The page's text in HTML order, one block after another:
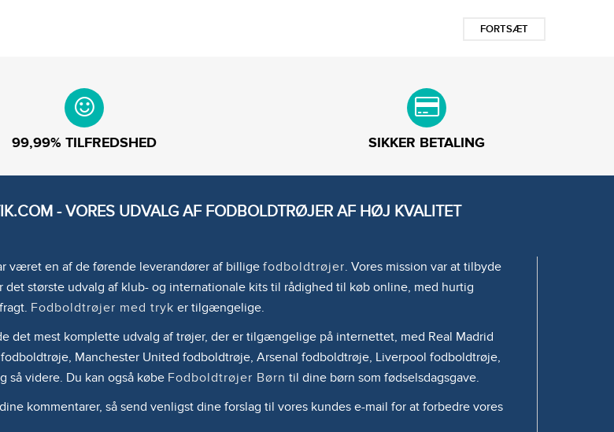
FORTSÆT
99,99% TILFREDSHED SIKKER BETALING
- VORES UDVALG AF FODBOLDTRØJER AF HØJ KVALITET
været en af de førende leverandører af billige fodboldtrøjer. Vores mission var at tilbyde
det største udvalg af klub- og internationale kits til rådighed til køb online, med hurtig
Fodboldtrøjer med tryk er tilgængelige.
det mest komplette udvalg af trøjer, der er tilgængelige på internettet, med Real Madrid
Manchester United fodboldtrøje, Arsenal fodboldtrøje, Liverpool fodboldtrøje,
så videre. Du kan også købe Fodboldtrøjer Børn til dine børn som fødselsdagsgave.
kommentarer, så send venligst dine forslag til vores kundes e-mail for at forbedre vores